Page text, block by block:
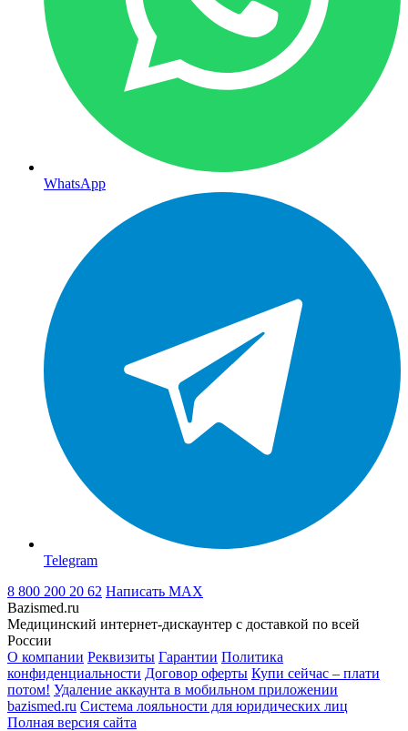
WhatsApp
Telegram
8 800 200 20 62 Написать MAX
Bazismed.ru
Медицинский интернет-дискаунтер с доставкой по всей
России
О компании Реквизиты Гарантии Политика
конфиденциальности Договор оферты Купи сейчас – плати
потом! Удаление аккаунта в мобильном приложении
bazismed.ru Система лояльности для юридических лиц
Полная версия сайта